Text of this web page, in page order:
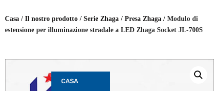
CASA
Casa / Il nostro prodotto / Serie Zhaga / Presa Zhaga / Modulo di
estensione per illuminazione stradale a LED Zhaga Socket JL-700S